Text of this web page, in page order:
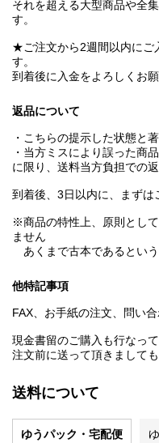
それを超える大型商品や全
す。
★ご注文から2週間以内にご
す。
到着後に入金をよろしくお願
返品について
・こちらの提示した状態と
・当方ミスにより誤った商
に限り、送料当方負担での
到着後、3日以内に、まずは
※商品の特性上、原則とし
ません
あくまで古本であるとい
他特記事項
FAX、お手紙の注文、問い
現金書留のご購入も行なって
注文前に送って頂きまして
送料について
ゆうパック・宅配便